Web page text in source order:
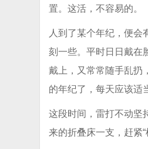
置。这活，不容易的。
人到了某个年纪，便
刻一些。平时日日戴在
戴上，又常常随手乱扔
的年纪了，每天应该适
这段时间，雷打不动坚
来的折叠床一支，赶紧“